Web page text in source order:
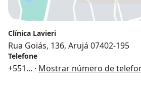
Clínica Lavieri
Rua Goiás, 136, Arujá 07402-195
Telefone
+551... · Mostrar número de